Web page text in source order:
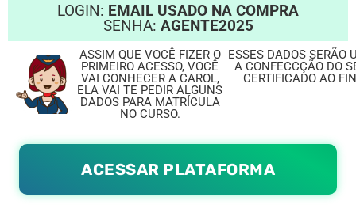
LOGIN: EMAIL USADO NA COMPRA
SENHA: AGENTE2025
ASSIM QUE VOCÊ FIZER O
PRIMEIRO ACESSO, VOCÊ
VAI CONHECER A CAROL,
ELA VAI TE PEDIR ALGUNS
DADOS PARA MATRÍCULA
NO CURSO.
ESSES DADOS SERÃO
A CONFECCÇÃO DO
CERTIFICADO AO
ACESSAR PLATAFORMA